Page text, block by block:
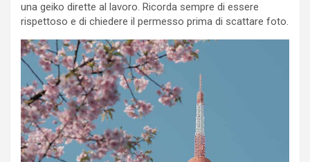
una geiko dirette al lavoro. Ricorda sempre di essere
rispettoso e di chiedere il permesso prima di scattare foto.